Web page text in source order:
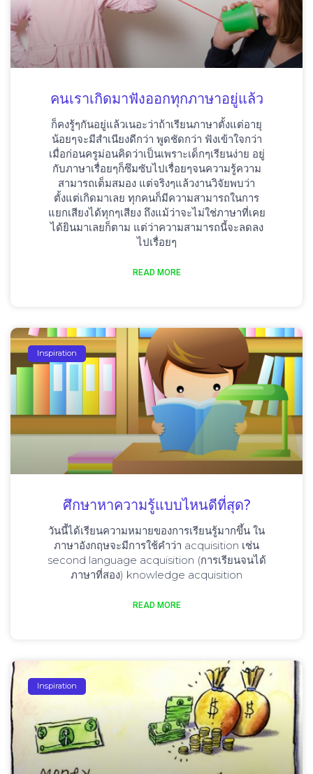
คนเราเกิดมาฟังออกทุกภาษาอยู่แล้ว
ก็คงรู้ๆกันอยู่แล้วเนอะว่าถ้าเรียนภาษาตั้งแต่อายุ
น้อยๆจะมีสำเนียงดีกว่า พูดชัดกว่า ฟังเข้าใจกว่า
เมื่อก่อนครูม่อนคิดว่าเป็นเพราะเด็กๆเรียนง่าย อยู่
กับภาษาเรื่อยๆก็ซึมซับไปเรื่อยๆจนความรู้ความ
สามารถเต็มสมอง แต่จริงๆแล้วงานวิจัยพบว่า
ตั้งแต่เกิดมาเลย ทุกคนก็มีความสามารถในการ
แยกเสียงได้ทุกๆเสียง ถึงแม้ว่าจะไม่ใช่ภาษาที่เคย
ได้ยินมาเลยก็ตาม แต่ว่าความสามารถนี้จะลดลง
ไปเรื่อยๆ
READ MORE
Inspiration
ศึกษาหาความรู้แบบไหนดีที่สุด?
วันนี้ได้เรียนความหมายของการเรียนรู้มากขึ้น ใน
ภาษาอังกฤษจะมีการใช้คำว่า acquisition เช่น
second language acquisition (การเรียนจนได้
ภาษาที่สอง) knowledge acquisition
READ MORE
Inspiration